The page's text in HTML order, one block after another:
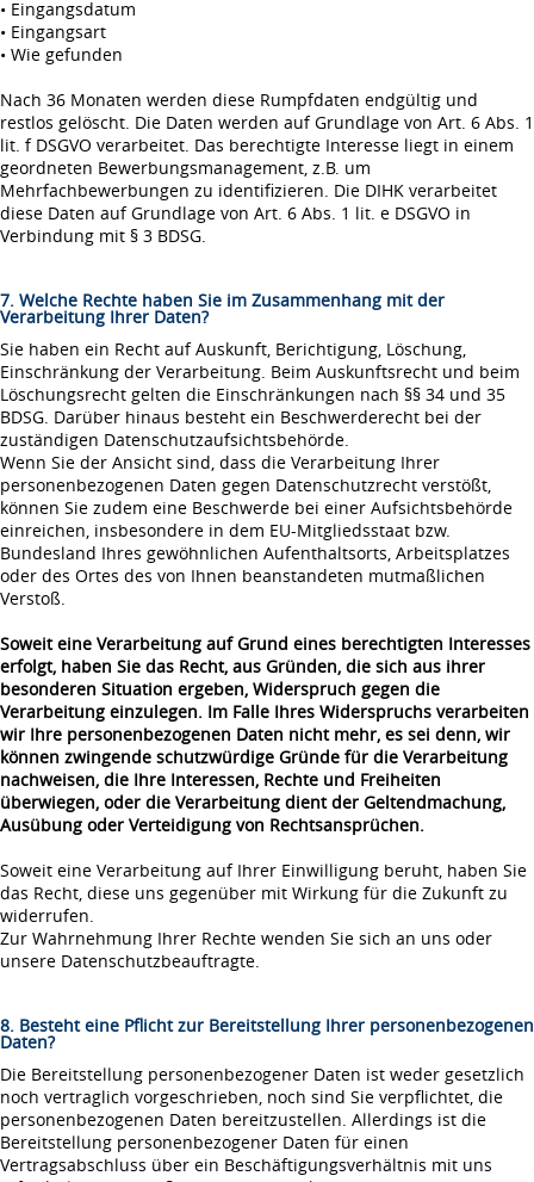
• Eingangsdatum
• Eingangsart
• Wie gefunden
Nach 36 Monaten werden diese Rumpfdaten endgültig und
restlos gelöscht. Die Daten werden auf Grundlage von Art. 6 Abs. 1
lit. f DSGVO verarbeitet. Das berechtigte Interesse liegt in einem
geordneten Bewerbungsmanagement, z.B. um
Mehrfachbewerbungen zu identifizieren. Die DIHK verarbeitet
diese Daten auf Grundlage von Art. 6 Abs. 1 lit. e DSGVO in
Verbindung mit § 3 BDSG.
7. Welche Rechte haben Sie im Zusammenhang mit der
Verarbeitung Ihrer Daten?
Sie haben ein Recht auf Auskunft, Berichtigung, Löschung,
Einschränkung der Verarbeitung. Beim Auskunftsrecht und beim
Löschungsrecht gelten die Einschränkungen nach §§ 34 und 35
BDSG. Darüber hinaus besteht ein Beschwerderecht bei der
zuständigen Datenschutzaufsichtsbehörde.
Wenn Sie der Ansicht sind, dass die Verarbeitung Ihrer
personenbezogenen Daten gegen Datenschutzrecht verstößt,
können Sie zudem eine Beschwerde bei einer Aufsichtsbehörde
einreichen, insbesondere in dem EU-Mitgliedsstaat bzw.
Bundesland Ihres gewöhnlichen Aufenthaltsorts, Arbeitsplatzes
oder des Ortes des von Ihnen beanstandeten mutmaßlichen
Verstoß.
Soweit eine Verarbeitung auf Grund eines berechtigten Interesses
erfolgt, haben Sie das Recht, aus Gründen, die sich aus ihrer
besonderen Situation ergeben, Widerspruch gegen die
Verarbeitung einzulegen. Im Falle Ihres Widerspruchs verarbeiten
wir Ihre personenbezogenen Daten nicht mehr, es sei denn, wir
können zwingende schutzwürdige Gründe für die Verarbeitung
nachweisen, die Ihre Interessen, Rechte und Freiheiten
überwiegen, oder die Verarbeitung dient der Geltendmachung,
Ausübung oder Verteidigung von Rechtsansprüchen.
Soweit eine Verarbeitung auf Ihrer Einwilligung beruht, haben Sie
das Recht, diese uns gegenüber mit Wirkung für die Zukunft zu
widerrufen.
Zur Wahrnehmung Ihrer Rechte wenden Sie sich an uns oder
unsere Datenschutzbeauftragte.
8. Besteht eine Pflicht zur Bereitstellung Ihrer personenbezogenen
Daten?
Die Bereitstellung personenbezogener Daten ist weder gesetzlich
noch vertraglich vorgeschrieben, noch sind Sie verpflichtet, die
personenbezogenen Daten bereitzustellen. Allerdings ist die
Bereitstellung personenbezogener Daten für einen
Vertragsabschluss über ein Beschäftigungsverhältnis mit uns